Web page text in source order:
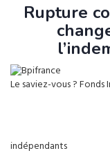
Rupture
Le saviez-vous ?Fonds
indépendants